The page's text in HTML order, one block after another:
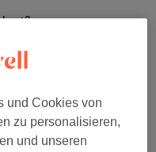
ab 12 €
und Cookies von
zu personalisieren,
und unseren